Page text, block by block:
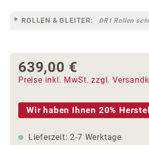
ROLLEN & GLEITER: DR1 Rollen
Regulärer Preis:
639,00 €
Preise inkl. MwSt. zzgl.
Wir haben Ihnen 20%
Lieferzeit: 2-7 Werktage